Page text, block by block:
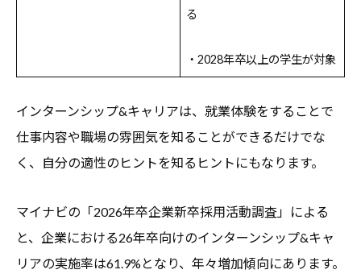
る
・2028年卒以上の学生が対象
インターンシップ&キャリアは、就業体験をすることで
仕事内容や職場の雰囲気を知ることができるだけでな
く、自分の適性のヒントを知るヒントにもなります。
マイナビの「2026年卒企業新卒採用活動調査」による
と、企業における26年卒向けのインターンシップ&キャ
リアの実施率は61.9%となり、年々増加傾向にあります。